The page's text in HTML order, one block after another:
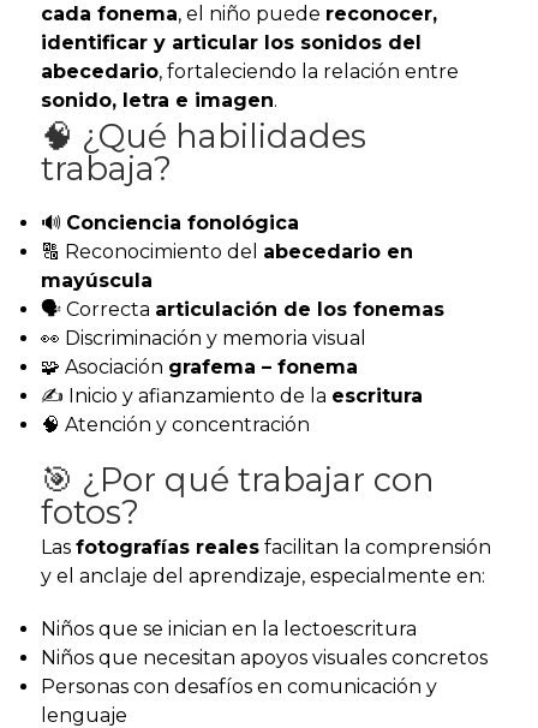
cada fonema, el niño puede reconocer,
identificar y articular los sonidos del
abecedario, fortaleciendo la relación entre
sonido, letra e imagen.
🧠 ¿Qué habilidades
trabaja?
🔊 Conciencia fonológica
🔠 Reconocimiento del abecedario en
mayúscula
🗣️ Correcta articulación de los fonemas
👀 Discriminación y memoria visual
🧩 Asociación grafema – fonema
✍️ Inicio y afianzamiento de la escritura
🧠 Atención y concentración
🎯 ¿Por qué trabajar con
fotos?
Las fotografías realesfacilitan la comprensión
y el anclaje del aprendizaje, especialmente en:
Niños que se inician en la lectoescritura
Niños que necesitan apoyos visuales concretos
Personas con desafíos en comunicación y
lenguaje